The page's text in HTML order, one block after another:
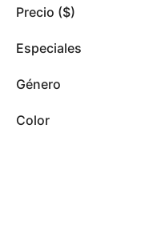
discapacidad
que
usando
lector
Precio ($)
Especiales
Género
Color